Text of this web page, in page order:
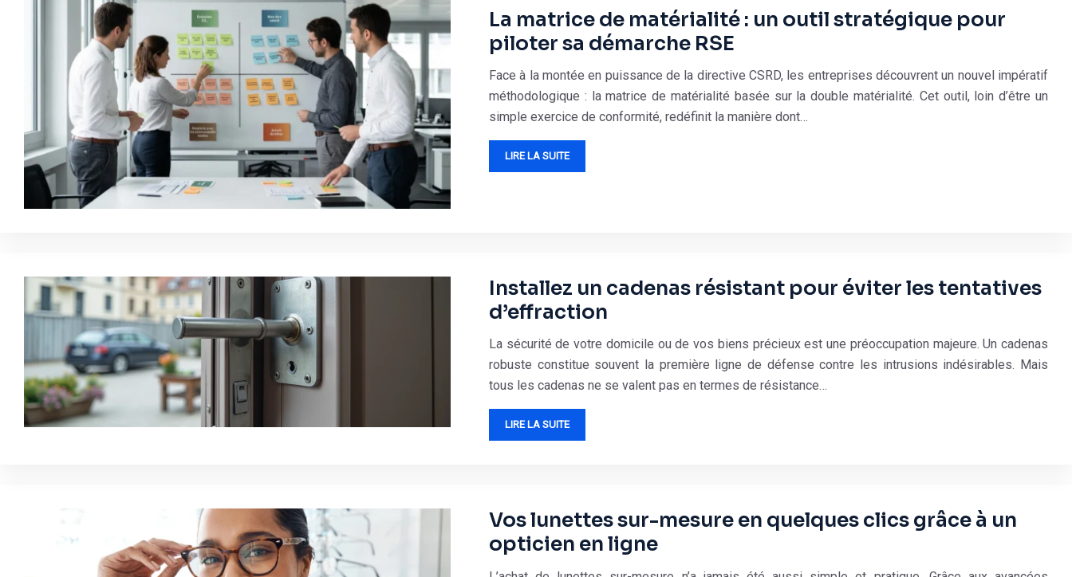
La matrice de matérialité : un outil stratégique pour
piloter sa démarche RSE
Face à la montée en puissance de la directive CSRD, les entreprises découvrent un nouvel impératif
méthodologique : la matrice de matérialité basée sur la double matérialité. Cet outil, loin d’être un
simple exercice de conformité, redéfinit la manière dont…
LIRE LA SUITE
Installez un cadenas résistant pour éviter les tentatives
d’effraction
La sécurité de votre domicile ou de vos biens précieux est une préoccupation majeure. Un cadenas
robuste constitue souvent la première ligne de défense contre les intrusions indésirables. Mais
tous les cadenas ne se valent pas en termes de résistance…
LIRE LA SUITE
Vos lunettes sur-mesure en quelques clics grâce à un
opticien en ligne